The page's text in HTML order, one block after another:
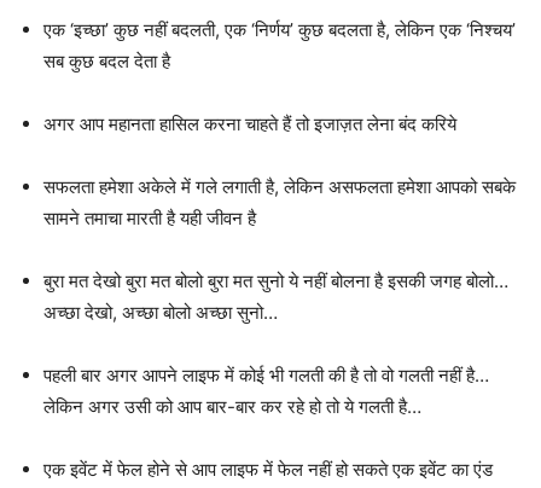
एक ‘इच्छा’ कुछ नहीं बदलती, एक ‘निर्णय’ कुछ बदलता है, लेकिन एक ‘निश्चय’
सब कुछ बदल देता है
अगर आप महानता हासिल करना चाहते हैं तो इजाज़त लेना बंद करिये
सफलता हमेशा अकेले में गले लगाती है, लेकिन असफलता हमेशा आपको सबके
सामने तमाचा मारती है यही जीवन है
बुरा मत देखो बुरा मत बोलो बुरा मत सुनो ये नहीं बोलना है इसकी जगह बोलो…
अच्छा देखो, अच्छा बोलो अच्छा सुनो…
पहली बार अगर आपने लाइफ में कोई भी गलती की है तो वो गलती नहीं है…
लेकिन अगर उसी को आप बार-बार कर रहे हो तो ये गलती है…
एक इवेंट में फेल होने से आप लाइफ में फेल नहीं हो सकते एक इवेंट का एंड